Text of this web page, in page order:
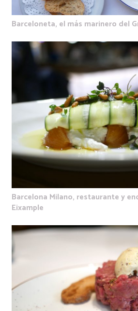
Barceloneta, el más marinero del
Barcelona Milano, restaurante y
Eixample